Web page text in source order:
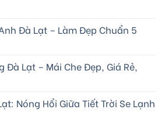
Đà Lạt – Làm Đẹp Chuẩn 5
Đà Lạt – Mái Che Đẹp, Giá Rẻ,
Nóng Hổi Giữa Tiết Trời Se Lạnh